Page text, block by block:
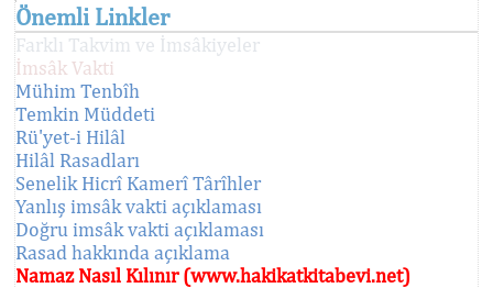
Önemli Linkler
Farklı Takvim ve İmsâkiyeler
İmsâk Vakti
Mühim Tenbîh
Temkin Müddeti
Rü'yet-i Hilâl
Hilâl Rasadları
Senelik Hicrî Kamerî Târîhler
Yanlış imsâk vakti açıklaması
Doğru imsâk vakti açıklaması
Rasad hakkında açıklama
Namaz Nasıl Kılınır (www.hakikatkitabevi.net)